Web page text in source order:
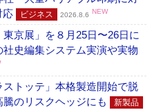
応
ビジネス 2026.8.6 NEW
京展」を８月25日〜26日に
史編集システム実演や実物
トッテ」本格製造開始で脱
のリスクヘッジにも
新製品